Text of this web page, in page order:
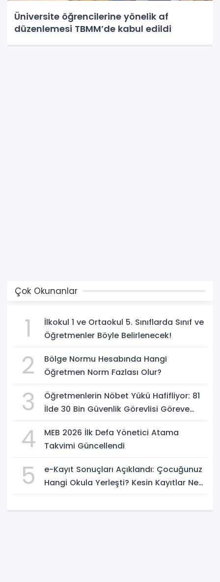
Üniversite öğrencilerine yönelik af
düzenlemesi TBMM’de kabul edildi
Çok Okunanlar
1
İlkokul 1 ve Ortaokul 5. Sınıflarda Sınıf ve
Öğretmenler Böyle Belirlenecek!
2
Bölge Normu Hesabında Hangi
Öğretmen Norm Fazlası Olur?
3
Öğretmenlerin Nöbet Yükü Hafifliyor: 81
İlde 30 Bin Güvenlik Görevlisi Göreve
4
MEB 2026 İlk Defa Yönetici Atama
Takvimi Güncellendi
5
e-Kayıt Sonuçları Açıklandı: Çocuğunuz
Hangi Okula Yerleşti? Kesin Kayıtlar Ne